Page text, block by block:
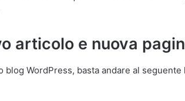
articolo e nuova
blog WordPress, basta andare al